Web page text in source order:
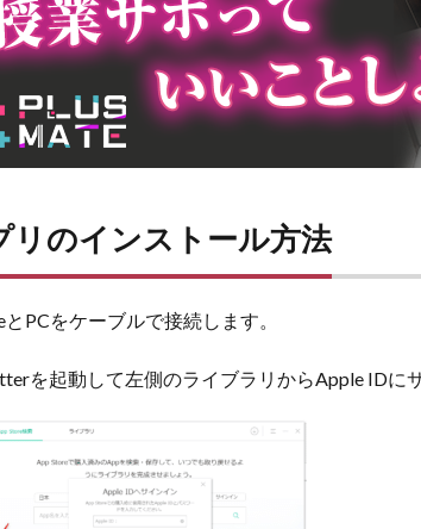
リのインストール方法
とPCをケーブルで接続します。
を起動して左側のライブラリからApple IDに